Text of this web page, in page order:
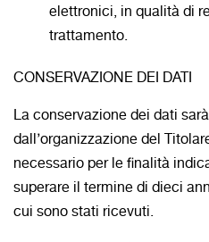
elettronici, in qualità di
trattamento.
CONSERVAZIONE DEI DATI
La conservazione dei dati
dall’organizzazione del
necessario per le finalità
superare il termine di dieci
cui sono stati ricevuti.